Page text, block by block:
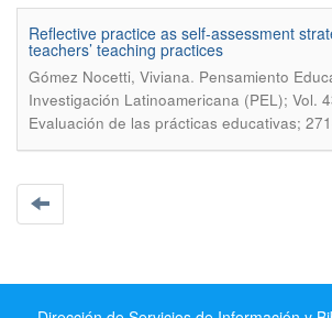
Reflective practice as self-assessment
teachers’ teaching practices
Gómez Nocetti, Viviana. Pensamiento
Investigación Latinoamericana (PEL); Vol.
Evaluación de las prácticas educativas;